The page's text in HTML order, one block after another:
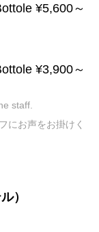
¥5,600～
¥3,900～
staff.
にお声をお掛けく
）